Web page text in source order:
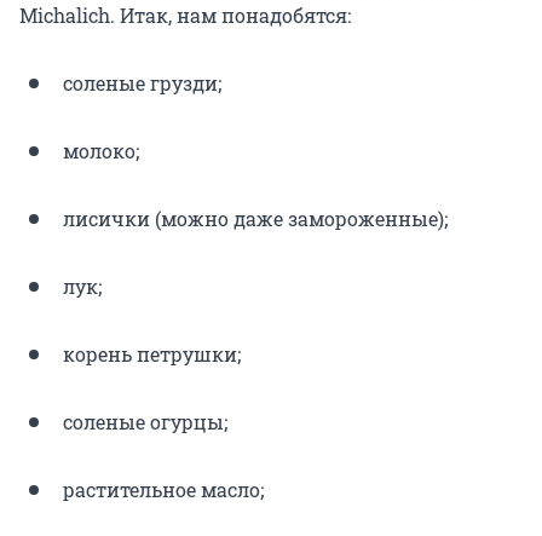
Michalich. Итак, нам понадобятся:
соленые грузди;
молоко;
лисички (можно даже замороженные);
лук;
корень петрушки;
соленые огурцы;
растительное масло;